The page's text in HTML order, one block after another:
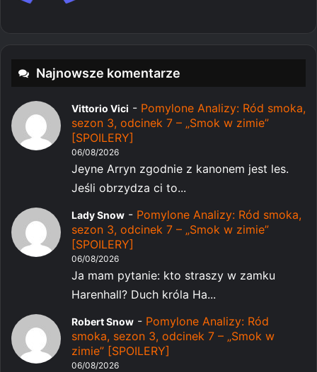
Najnowsze komentarze
Vittorio Vici - Pomylone Analizy: Ród smoka,
sezon 3, odcinek 7 – „Smok w zimie”
[SPOILERY]
06/08/2026
Jeyne Arryn zgodnie z kanonem jest les.
Jeśli obrzydza ci to...
Lady Snow - Pomylone Analizy: Ród smoka,
sezon 3, odcinek 7 – „Smok w zimie”
[SPOILERY]
06/08/2026
Ja mam pytanie: kto straszy w zamku
Harenhall? Duch króla Ha...
Robert Snow - Pomylone Analizy: Ród
smoka, sezon 3, odcinek 7 – „Smok w
zimie” [SPOILERY]
06/08/2026